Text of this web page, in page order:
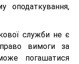
оподаткування,
служби не є
вимоги за
погашатися